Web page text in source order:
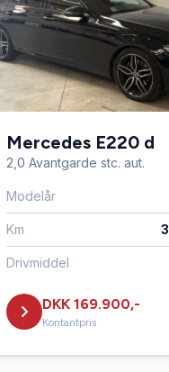
Mercedes E220 d
2,0 Avantgarde stc. aut.
Modelår
Km
Drivmiddel
DKK 169.900,-
Kontantpris